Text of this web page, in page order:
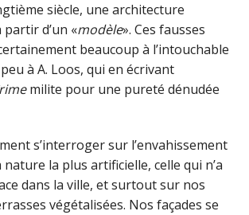
siècle, une architecture
d’un «modèle». Ces fausses
beaucoup à l’intouchable
à A. Loos, qui en écrivant
milite pour une pureté dénudée
s’interroger sur l’envahissement
la plus artificielle, celle qui n’a
dans la ville, et surtout sur nos
végétalisées. Nos façades se